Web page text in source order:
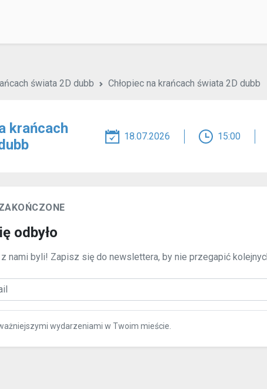
świata 2D dubb Chłopiec na krańcach świata 2D dubb
krańcach
18.07.2026 15:00
odbyło
nami byli! Zapisz się do newslettera, by nie przegapić
wydarzeniami w Twoim mieście.